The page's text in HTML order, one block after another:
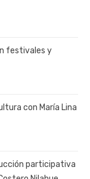
festivales y
con María Lina
participativa